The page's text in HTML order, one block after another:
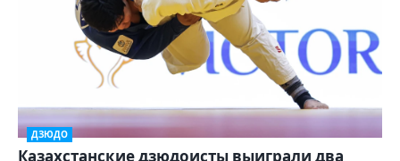
ДЗЮДО
Казахстанские дзюдоисты выиграли два